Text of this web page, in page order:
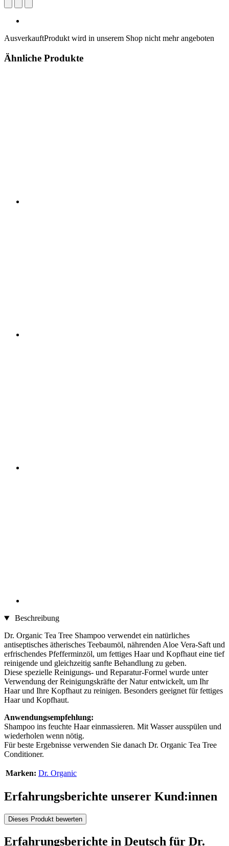
AusverkauftProdukt wird in unserem Shop nicht mehr angeboten
Ähnliche Produkte
Beschreibung
Dr. Organic Tea Tree Shampoo verwendet ein natürliches
antiseptisches ätherisches Teebaumöl, nährenden Aloe Vera-Saft und
erfrischendes Pfefferminzöl, um fettiges Haar und Kopfhaut eine tief
reinigende und gleichzeitig sanfte Behandlung zu geben.
Diese spezielle Reinigungs- und Reparatur-Formel wurde unter
Verwendung der Reinigungskräfte der Natur entwickelt, um Ihr
Haar und Ihre Kopfhaut zu reinigen. Besonders geeignet für fettiges
Haar und Kopfhaut.
Anwendungsempfehlung:
Shampoo ins feuchte Haar einmassieren. Mit Wasser ausspülen und
wiederholen wenn nötig.
Für beste Ergebnisse verwenden Sie danach Dr. Organic Tea Tree
Conditioner.
Marken: Dr. Organic
Erfahrungsberichte unserer Kund:innen
Dieses Produkt bewerten
Erfahrungsberichte in Deutsch für Dr.